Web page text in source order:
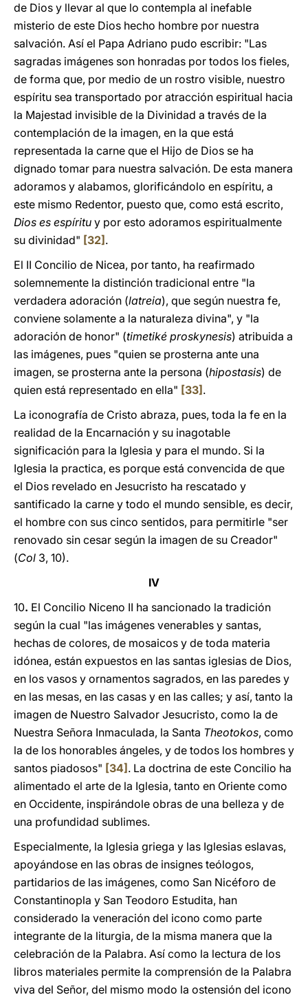
de Dios y llevar al que lo contempla al inefable
misterio de este Dios hecho hombre por nuestra
salvación. Así el Papa Adriano pudo escribir: "Las
sagradas imágenes son honradas por todos los fieles,
de forma que, por medio de un rostro visible, nuestro
espíritu sea transportado por atracción espiritual hacia
la Majestad invisible de la Divinidad a través de la
contemplación de la imagen, en la que está
representada la carne que el Hijo de Dios se ha
dignado tomar para nuestra salvación. De esta manera
adoramos y alabamos, glorificándolo en espíritu, a
este mismo Redentor, puesto que, como está escrito,
Dios es espíritu y por esto adoramos espiritualmente
su divinidad" [32] .
El II Concilio de Nicea, por tanto, ha reafirmado
solemnemente la distinción tradicional entre "la
verdadera adoración (latreia), que según nuestra fe,
conviene solamente a la naturaleza divina", y "la
adoración de honor" (timetiké proskynesis) atribuida a
las imágenes, pues "quien se prosterna ante una
imagen, se prosterna ante la persona (hipostasis) de
quien está representado en ella" [33] .
La iconografía de Cristo abraza, pues, toda la fe en la
realidad de la Encarnación y su inagotable
significación para la Iglesia y para el mundo. Si la
Iglesia la practica, es porque está convencida de que
el Dios revelado en Jesucristo ha rescatado y
santificado la carne y todo el mundo sensible, es decir,
el hombre con sus cinco sentidos, para permitirle "ser
renovado sin cesar según la imagen de su Creador"
(Col 3, 10).
IV
10. El Concilio Niceno II ha sancionado la tradición
según la cual "las imágenes venerables y santas,
hechas de colores, de mosaicos y de toda materia
idónea, están expuestos en las santas iglesias de Dios,
en los vasos y ornamentos sagrados, en las paredes y
en las mesas, en las casas y en las calles; y así, tanto la
imagen de Nuestro Salvador Jesucristo, como la de
Nuestra Señora Inmaculada, la Santa Theotokos, como
la de los honorables ángeles, y de todos los hombres y
santos piadosos" [34] . La doctrina de este Concilio ha
alimentado el arte de la Iglesia, tanto en Oriente como
en Occidente, inspirándole obras de una belleza y de
una profundidad sublimes.
Especialmente, la Iglesia griega y las Iglesias eslavas,
apoyándose en las obras de insignes teólogos,
partidarios de las imágenes, como San Nicéforo de
Constantinopla y San Teodoro Estudita, han
considerado la veneración del icono como parte
integrante de la liturgia, de la misma manera que la
celebración de la Palabra. Así como la lectura de los
libros materiales permite la comprensión de la Palabra
viva del Señor, del mismo modo la ostensión del icono